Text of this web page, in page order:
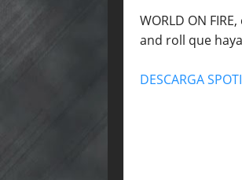
WORLD ON
and roll que
DESCARGA